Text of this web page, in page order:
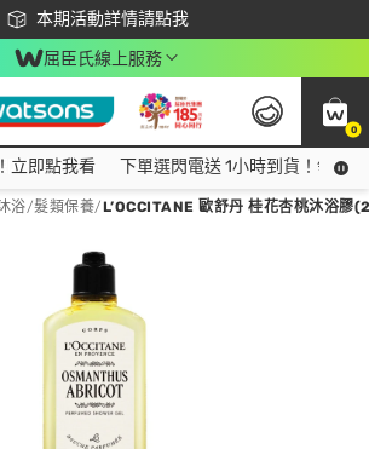
本期活動詳情請點我
下載app最高回饋$350
屈臣氏線上服務
0
點我看
立即點我看 下單選閃電送 1小時到貨！領神
浴/髮類保養/L’OCCITANE 歐舒丹 桂花杏桃沐浴膠